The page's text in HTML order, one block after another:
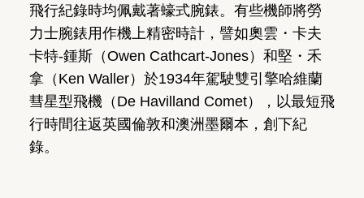
飛行紀錄時均佩戴著蠔式腕錶。有些機師將勞
力士腕錶用作機上精密時計，譬如奧雲・卡夫
卡特-鍾斯（Owen Cathcart-Jones）和堅・禾
拿（Ken Waller）於1934年駕駛雙引擎哈維蘭
彗星型飛機（De Havilland Comet），以最短飛
行時間往返英國倫敦和澳洲墨爾本，創下紀
錄。